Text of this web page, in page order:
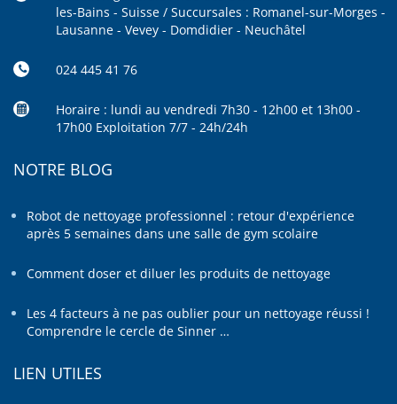
les-Bains - Suisse / Succursales : Romanel-sur-Morges -
Lausanne - Vevey - Domdidier - Neuchâtel
024 445 41 76
Horaire : lundi au vendredi 7h30 - 12h00 et 13h00 -
17h00 Exploitation 7/7 - 24h/24h
NOTRE BLOG
Robot de nettoyage professionnel : retour d'expérience
après 5 semaines dans une salle de gym scolaire
Comment doser et diluer les produits de nettoyage
Les 4 facteurs à ne pas oublier pour un nettoyage réussi !
Comprendre le cercle de Sinner …
LIEN UTILES